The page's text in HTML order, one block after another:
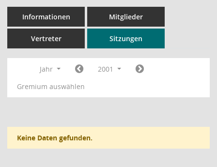
Informationen Mitglieder
Vertreter Sitzungen
Jahr
2001
Gremium auswählen
Keine Daten gefunden.